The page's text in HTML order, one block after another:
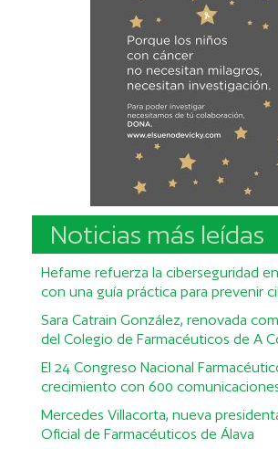
Noticias más leídas
Hefame refuerza la ciberseguridad
con una guía práctica para prevenir
Sara Catrain González, renovada
del Colegio de Farmacéuticos de A
El 24 Congreso Nacional
crecimiento con 600
Mercedes Villacorta, nueva
Oficial de Farmacéuticos de Álava